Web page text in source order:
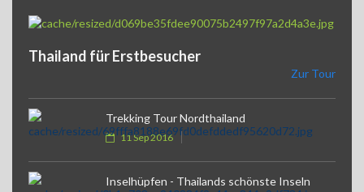
Thailand für Erstbesucher
Zur Tour
Trekking Tour Nordthailand
11 Sep 2016
Inselhüpfen - Thailands schönste Inseln